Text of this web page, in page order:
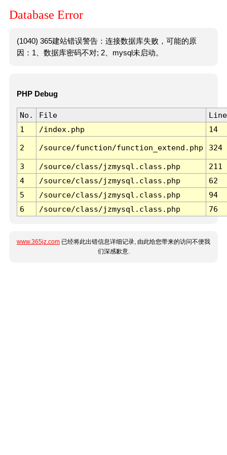
Database Error
(1040) 365建站错误警告：连接数据库失败，可能的原
因：1、数据库密码不对; 2、mysql未启动。
PHP Debug
No. File
Line
1
/index.php 14
2 /source/function/function_extend.php 324
3 /source/class/jzmysql.class.php
211
4
/source/class/jzmysql.class.php
62
5
/source/class/jzmysql.class.php
94
6
/source/class/jzmysql.class.php 76
www.365jz.com 已经将此出错信息详细记录, 由此给您带来的访问不便我
们深感歉意.